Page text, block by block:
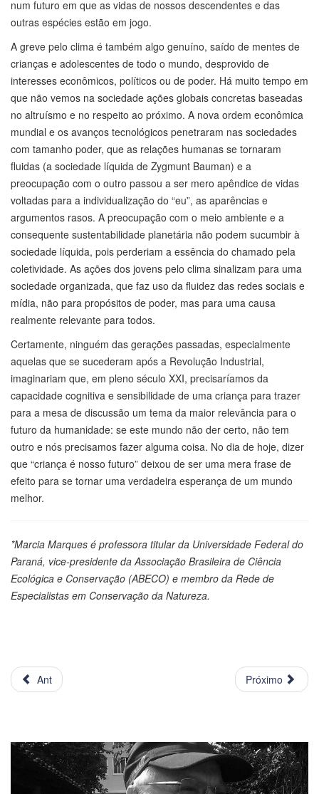
num futuro em que as vidas de nossos descendentes e das
outras espécies estão em jogo.
A greve pelo clima é também algo genuíno, saído de mentes de
crianças e adolescentes de todo o mundo, desprovido de
interesses econômicos, políticos ou de poder. Há muito tempo em
que não vemos na sociedade ações globais concretas baseadas
no altruísmo e no respeito ao próximo. A nova ordem econômica
mundial e os avanços tecnológicos penetraram nas sociedades
com tamanho poder, que as relações humanas se tornaram
fluidas (a sociedade líquida de Zygmunt Bauman) e a
preocupação com o outro passou a ser mero apêndice de vidas
voltadas para a individualização do “eu”, as aparências e
argumentos rasos. A preocupação com o meio ambiente e a
consequente sustentabilidade planetária não podem sucumbir à
sociedade líquida, pois perderiam a essência do chamado pela
coletividade. As ações dos jovens pelo clima sinalizam para uma
sociedade organizada, que faz uso da fluidez das redes sociais e
mídia, não para propósitos de poder, mas para uma causa
realmente relevante para todos.
Certamente, ninguém das gerações passadas, especialmente
aquelas que se sucederam após a Revolução Industrial,
imaginariam que, em pleno século XXI, precisaríamos da
capacidade cognitiva e sensibilidade de uma criança para trazer
para a mesa de discussão um tema da maior relevância para o
futuro da humanidade: se este mundo não der certo, não tem
outro e nós precisamos fazer alguma coisa. No dia de hoje, dizer
que “criança é nosso futuro” deixou de ser uma mera frase de
efeito para se tornar uma verdadeira esperança de um mundo
melhor.
*Marcia Marques é professora titular da Universidade Federal do
Paraná, vice-presidente da Associação Brasileira de Ciência
Ecológica e Conservação (ABECO) e membro da Rede de
Especialistas em Conservação da Natureza.
Ant Próximo